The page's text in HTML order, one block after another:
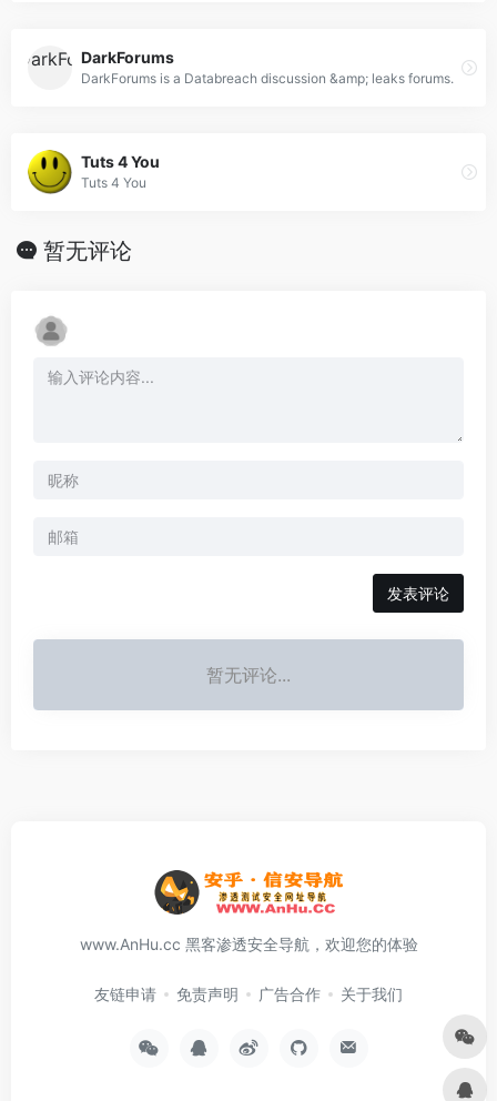
DarkForums
DarkForums is a Databreach discussion &amp; leaks forums.
Tuts 4 You
Tuts 4 You
暂无评论
发表评论
暂无评论...
www.AnHu.cc 黑客渗透安全导航，欢迎您的体验
友链申请 免责声明 广告合作 关于我们